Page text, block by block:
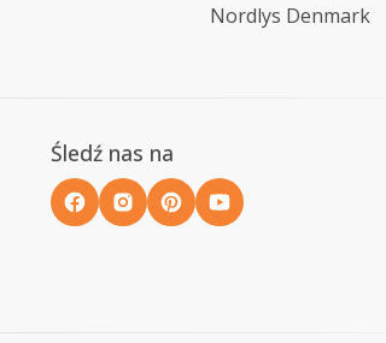
Nordlys Denmark
Śledź nas na